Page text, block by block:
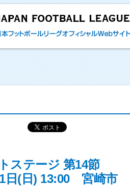
ステージ 第14節
日(日) 13:00
宮崎市